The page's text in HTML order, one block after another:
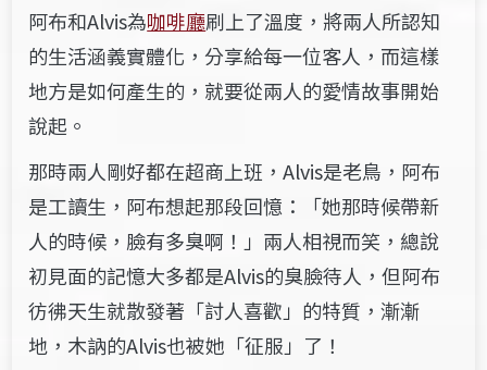
阿布和Alvis為咖啡廳刷上了溫度，將兩人所認知
的生活涵義實體化，分享給每一位客人，而這樣
地方是如何產生的，就要從兩人的愛情故事開始
說起。
那時兩人剛好都在超商上班，Alvis是老鳥，阿布
是工讀生，阿布想起那段回憶：「她那時候帶新
人的時候，臉有多臭啊！」兩人相視而笑，總說
初見面的記憶大多都是Alvis的臭臉待人，但阿布
彷彿天生就散發著「討人喜歡」的特質，漸漸
地，木訥的Alvis也被她「征服」了！